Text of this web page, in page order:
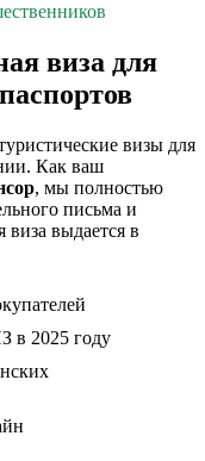
виза для
визы для
Как ваш
, мы полностью
письма и
выдается в
в 2025 году